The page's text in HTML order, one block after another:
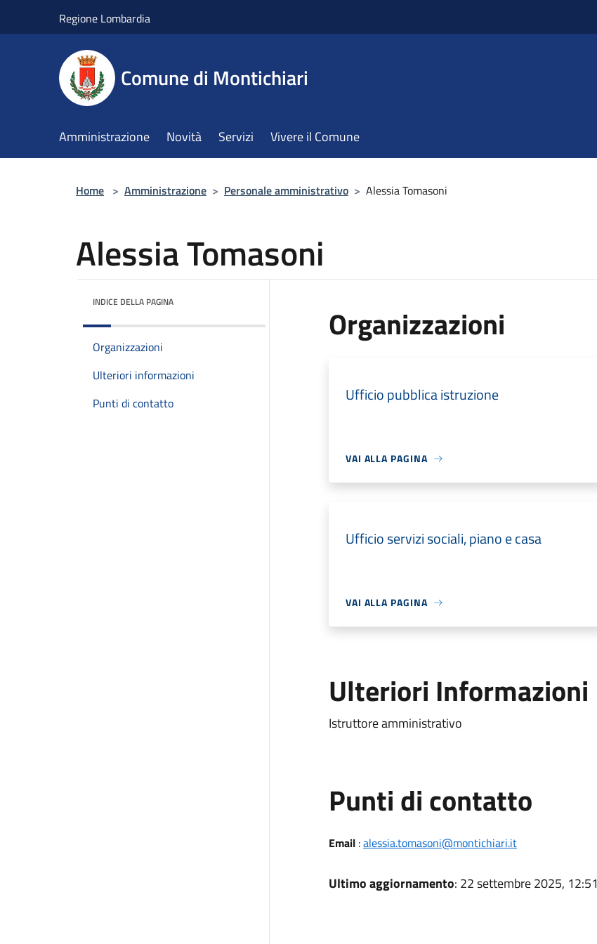
Regione Lombardia
Comune di Montichiari
Amministrazione Novità Servizi Vivere il Comune
Home > Amministrazione > Personale amministrativo > Alessia Tomasoni
Alessia Tomasoni
INDICE DELLA PAGINA
Organizzazioni
Ulteriori informazioni
Punti di contatto
Organizzazioni
Ufficio pubblica istruzione
VAI ALLA PAGINA
Ufficio servizi sociali, piano e casa
VAI ALLA PAGINA
Ulteriori Informazioni
Istruttore amministrativo
Punti di contatto
Email:alessia.tomasoni@montichiari.it
Ultimo aggiornamento: 22 settembre 2025, 12:51